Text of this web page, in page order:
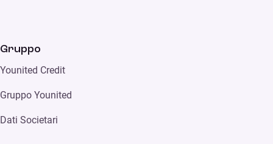
Gruppo
Younited Credit
Gruppo Younited
Dati Societari